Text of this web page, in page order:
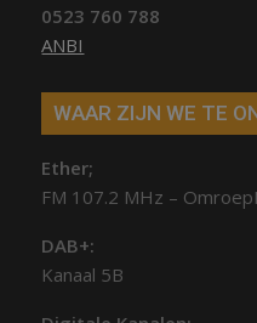
0523 760 788
ANBI
WAAR ZIJN WE TE
Ether;
FM 107.2 MHz –
DAB+:
Kanaal 5B